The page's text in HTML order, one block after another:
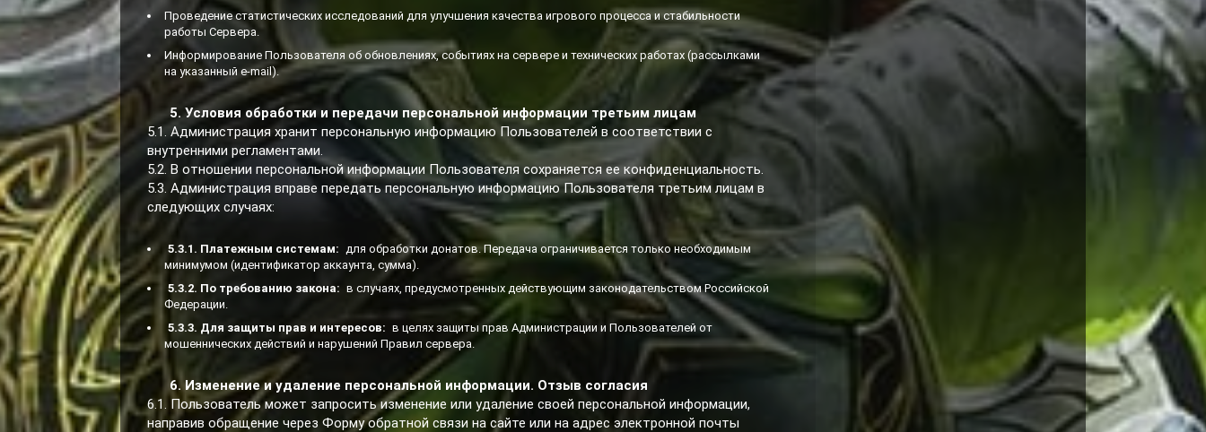
Проведение статистических исследований для улучшения качества игрового процесса и стабильности
работы Сервера.
Информирование Пользователя об обновлениях, событиях на сервере и технических работах (рассылками
на указанный e-mail).
5. Условия обработки и передачи персональной информации третьим лицам
5.1. Администрация хранит персональную информацию Пользователей в соответствии с
внутренними регламентами.
5.2. В отношении персональной информации Пользователя сохраняется ее конфиденциальность.
5.3. Администрация вправе передать персональную информацию Пользователя третьим лицам в
следующих случаях:
5.3.1. Платежным системам: для обработки донатов. Передача ограничивается только необходимым
минимумом (идентификатор аккаунта, сумма).
5.3.2. По требованию закона: в случаях, предусмотренных действующим законодательством Российской
Федерации.
5.3.3. Для защиты прав и интересов: в целях защиты прав Администрации и Пользователей от
мошеннических действий и нарушений Правил сервера.
6. Изменение и удаление персональной информации. Отзыв согласия
6.1. Пользователь может запросить изменение или удаление своей персональной информации,
направив обращение через Форму обратной связи на сайте или на адрес электронной почты